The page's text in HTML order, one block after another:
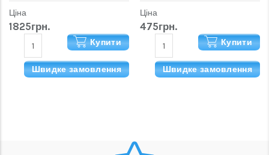
Ціна
1825грн.
Купити
Швидке замовлення
Ціна
475грн.
Купити
Швидке замовлення